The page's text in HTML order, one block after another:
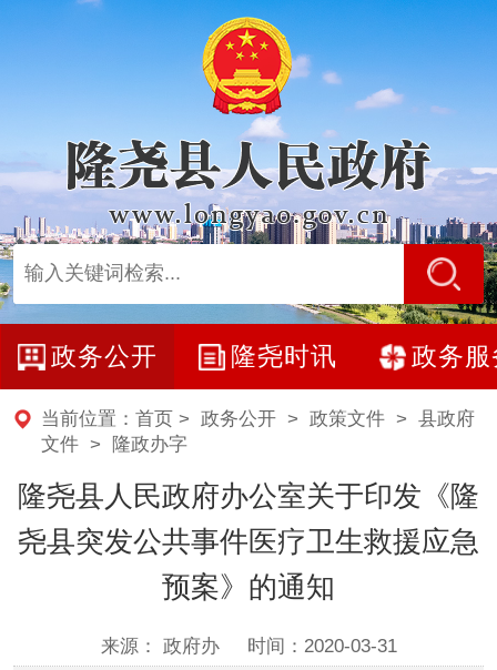
政务公开 隆尧时讯 政务服
当前位置： 首页 > 政务公开> 政策文件> 县政府
文件> 隆政办字
隆尧县人民政府办公室关于印发《隆
尧县突发公共事件医疗卫生救援应急
预案》的通知
来源： 政府办 时间：2020-03-31